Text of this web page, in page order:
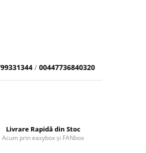
/ 00447736840320
Livrare Rapidă din Stoc
Acum prin easybox şi FANbox